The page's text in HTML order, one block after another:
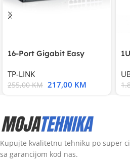
16-Port Gigabit Easy
TP-LINK
255,00KM 217,00 KM
Kupujte kvalitetnu tehniku po super
sa garancijom kod nas.